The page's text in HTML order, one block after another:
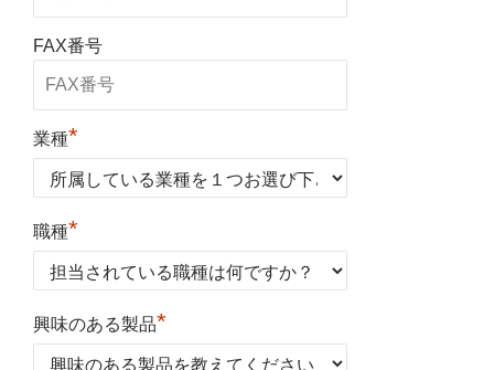
FAX番号
業種*
職種*
興味のある製品*